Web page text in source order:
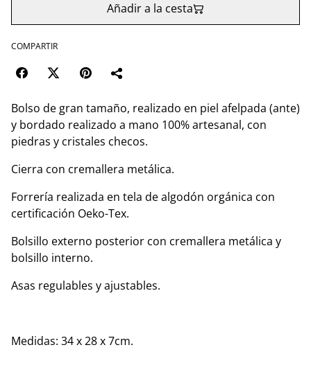
Añadir a la cesta
COMPARTIR
Bolso de gran tamaño, realizado en piel afelpada (ante)
y bordado realizado a mano 100% artesanal, con
piedras y cristales checos.
Cierra con cremallera metálica.
Forrería realizada en tela de algodón orgánica con
certificación Oeko-Tex.
Bolsillo externo posterior con cremallera metálica y
bolsillo interno.
Asas regulables y ajustables.
Medidas: 34 x 28 x 7cm.